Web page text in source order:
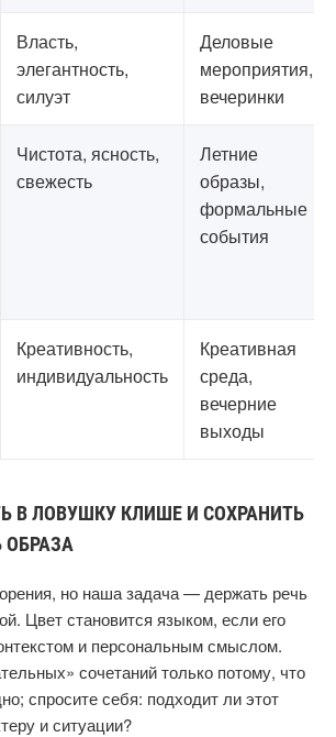
Власть,
элегантность,
силуэт
Деловые
мероприятия,
вечеринки
Чистота, ясность,
свежесть
Летние
образы,
формальные
события
Креативность,
индивидуальность
Креативная
среда,
вечерние
выходы
В ЛОВУШКУ КЛИШЕ И СОХРАНИТЬ
ОБРАЗА
но наша задача — держать речь
Цвет становится языком, если его
и персональным смыслом.
сочетаний только потому, что
спросите себя: подходит ли этот
и ситуации?